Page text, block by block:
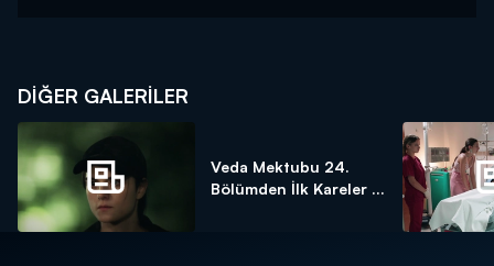
DİĞER GALERİLER
Veda Mektubu 24.
Bölümden İlk Kareler ...